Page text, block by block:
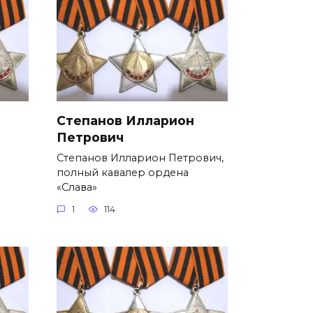
Степанов Илларион
Петрович
Степанов Илларион Петрович,
полный кавалер ордена
«Слава»
1 114